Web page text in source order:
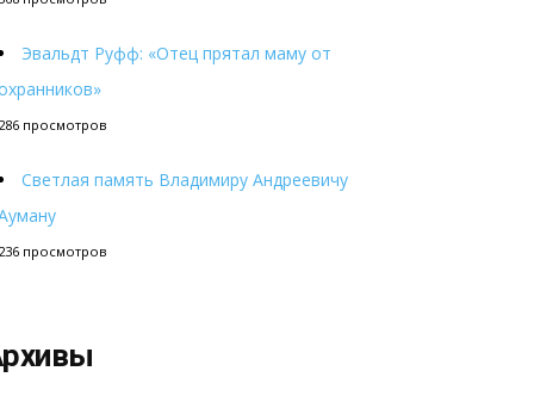
Эвальдт Руфф: «Отец прятал маму от
просмотров
Светлая память Владимиру Андреевичу
просмотров